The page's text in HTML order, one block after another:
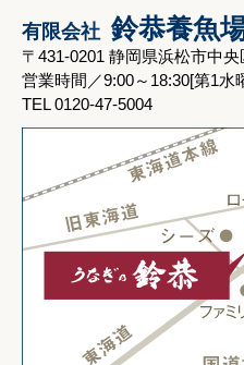
有限会社 鈴恭養魚
〒431-0201 静岡県浜松市中
営業時間／9:00～18:30[第1水
TEL 0120-47-5004